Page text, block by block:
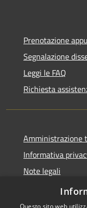
Prenotazione
Segnalazione
Leggi le FAQ
Richiesta
Amministrazione
Informativa
Note legali
Dichiarazione di
Questo sito web